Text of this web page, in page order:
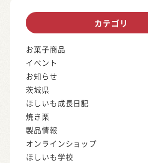
カテゴリ
お菓子商品
イベント
お知らせ
茨城県
ほしいも成長日記
焼き栗
製品情報
オンラインショップ
ほしいも学校